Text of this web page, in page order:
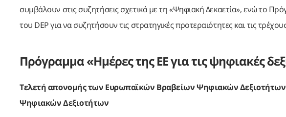
συμβάλουν στις συζητήσεις σχετικά με τη «Ψηφιακή Δεκαετία», ενώ το
του DEP για να συζητήσουν τις στρατηγικές προτεραιότητες και τις
Πρόγραμμα «Ημέρες της ΕΕ για τις ψηφιακές
Τελετή απονομής των Ευρωπαϊκών Βραβείων Ψηφιακών Δεξιοτήτων
Ψηφιακών Δεξιοτήτων